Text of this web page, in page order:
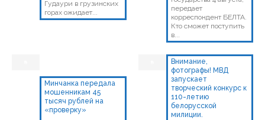
Гудаури в грузинских
горах ожидает...
передает
корреспондент БЕЛТА.
Кто сможет поступить
в...
Минчанка передала
мошенникам 45
тысяч рублей на
«проверку»
Внимание,
фотографы! МВД
запускает
творческий конкурс к
110-летию
белорусской
милиции.